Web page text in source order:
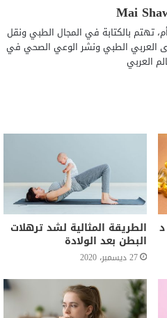
Mai
تهتم بالكتابة في المجال الطبي ونقل
العربي الطبي ونشر الوعي الصحي في
العربي
الطريقة المثالية لشد ترهلات
البطن بعد الولادة
27 ديسمبر، 2020